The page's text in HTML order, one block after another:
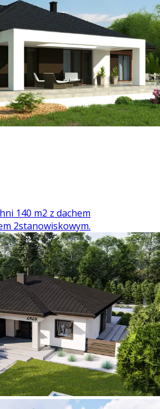
140 m2 z dachem
2stanowiskowym.